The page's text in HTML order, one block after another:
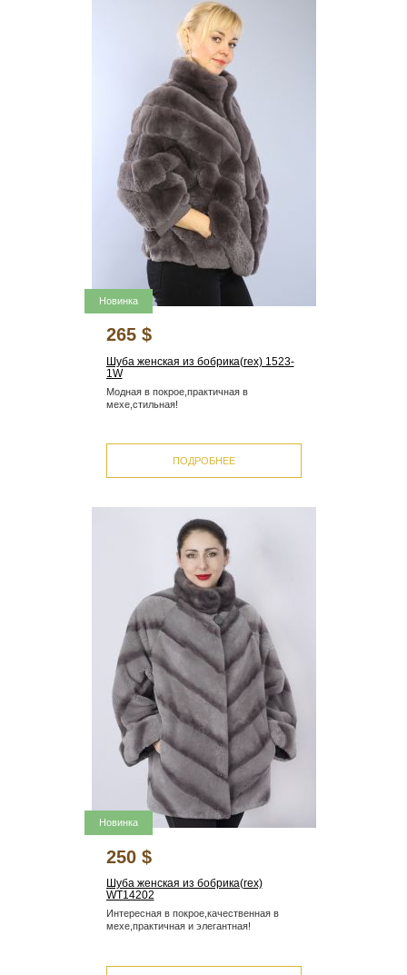
Новинка
265 $
Шуба женская из бобрика(rex) 1523-
1W
Модная в покрое,практичная в
мехе,стильная!
ПОДРОБНЕЕ
Новинка
250 $
Шуба женская из бобрика(rex)
WT14202
Интересная в покрое,качественная в
мехе,практичная и элегантная!